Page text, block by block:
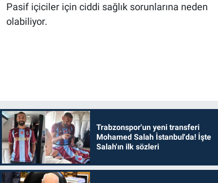
Pasif içiciler için ciddi sağlık sorunlarına neden
olabiliyor.
Trabzonspor'un yeni transferi
Mohamed Salah İstanbul'da! İşte
Salah'ın ilk sözleri